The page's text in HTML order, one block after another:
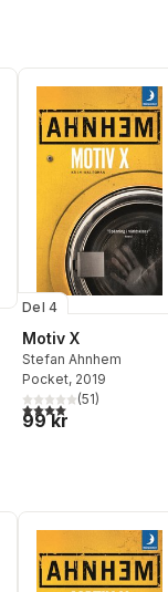
antal röster:
Del 4
Motiv X
Stefan Ahnhem
Pocket, 2019
4,0utav 5 stjärnor.
(51)
99 kr